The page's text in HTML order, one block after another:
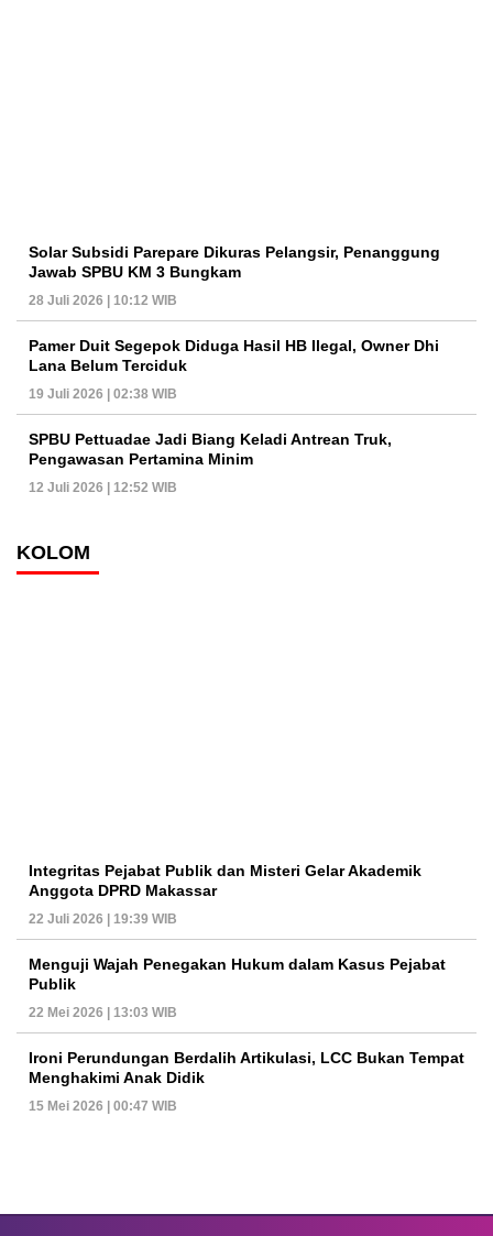
Solar Subsidi Parepare Dikuras Pelangsir, Penanggung
Jawab SPBU KM 3 Bungkam
28 Juli 2026 | 10:12 WIB
Pamer Duit Segepok Diduga Hasil HB Ilegal, Owner Dhi
Lana Belum Terciduk
19 Juli 2026 | 02:38 WIB
SPBU Pettuadae Jadi Biang Keladi Antrean Truk,
Pengawasan Pertamina Minim
12 Juli 2026 | 12:52 WIB
KOLOM
Integritas Pejabat Publik dan Misteri Gelar Akademik
Anggota DPRD Makassar
22 Juli 2026 | 19:39 WIB
Menguji Wajah Penegakan Hukum dalam Kasus Pejabat
Publik
22 Mei 2026 | 13:03 WIB
Ironi Perundungan Berdalih Artikulasi, LCC Bukan Tempat
Menghakimi Anak Didik
15 Mei 2026 | 00:47 WIB